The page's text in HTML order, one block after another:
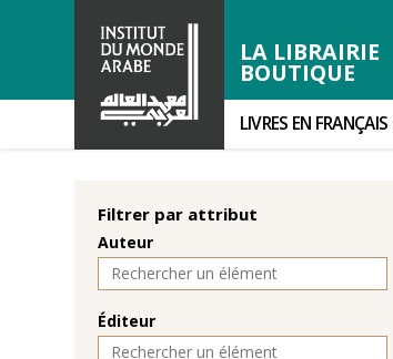
LA LIBRAIRIE
BOUTIQUE
LIVRES EN FRANÇAIS
Filtrer par attribut
Auteur
Éditeur